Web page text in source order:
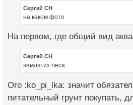
Сергей СН
на каком фото
На первом, где общий вид
Сергей СН
землю из леса
Ого :ko_pi_lka: значит
питательный грунт покупать,